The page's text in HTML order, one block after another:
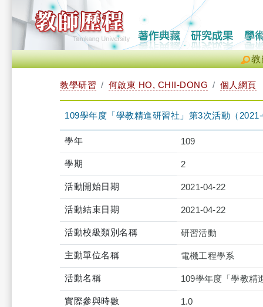
教
教學研習 何啟東 HO, CHII-DONG 個人網頁
109學年度「學教精進研習社」第3次活動（
學年 109
學期 2
活動開始日期 2021-04-22
活動結束日期 2021-04-22
活動校級類別名稱 研習活動
主動單位名稱 電機工程學系
活動名稱 109學年度「學教精
實際參與時數 1.0